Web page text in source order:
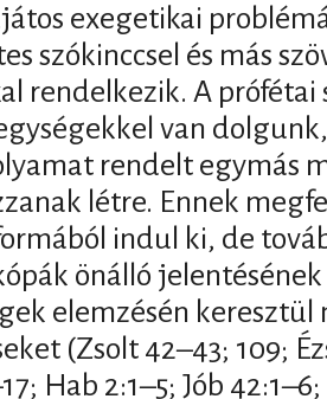
exegetikai
szókinccsel és más
rendelkezik. A
van
rendelt egymás
létre. Ennek
indul ki, de
önálló
elemzésén
(Zsolt 42–43; 109;
Hab 2:1–5; Jób